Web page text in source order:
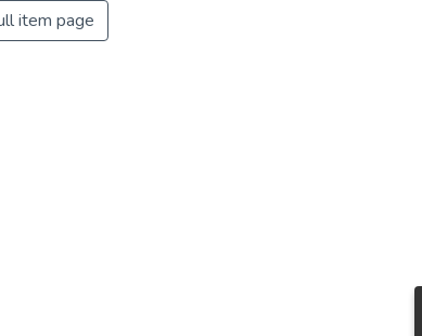
item page